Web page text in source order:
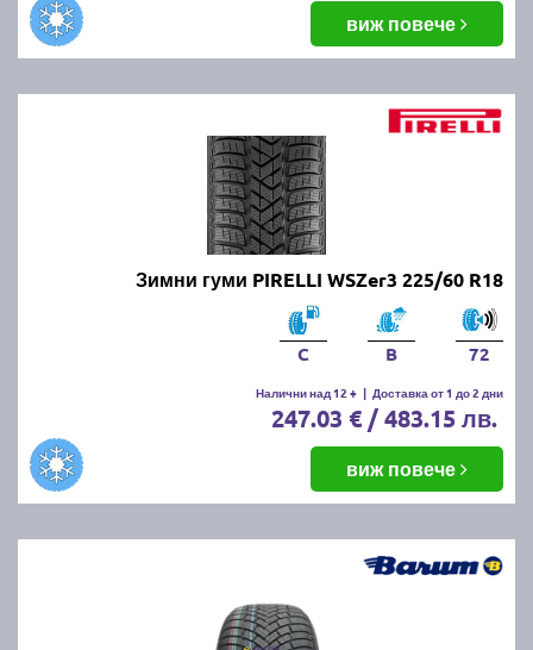
виж повече
Зимни гуми PIRELLI WSZer3 225/60 R18
C B 72
Налични над 12 + | Доставка от 1 до 2 дни
247.03 € / 483.15 лв.
виж повече